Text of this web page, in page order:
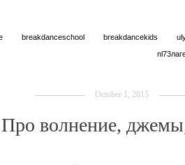
breakdanceschool breakdancekids
October 1, 2015
Про волнение,